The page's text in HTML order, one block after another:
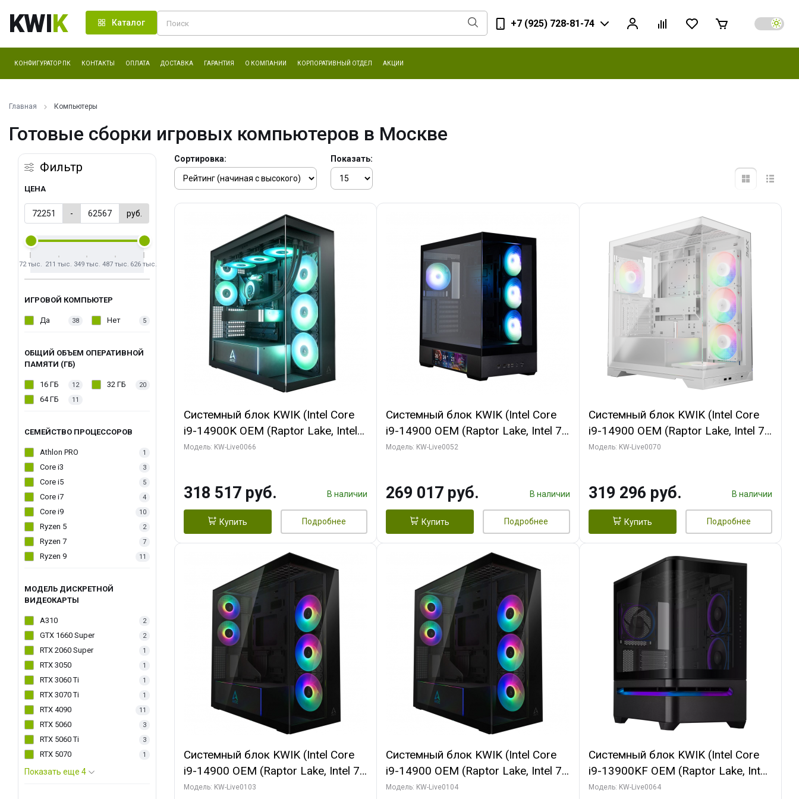
KWIK Каталог +7 (925) 728-81-74
КОНФИГУРАТОР ПК КОНТАКТЫ ОПЛАТА ДОСТАВКА ГАРАНТИЯ О КОМПАНИИ КОРПОРАТИВНЫЙ ОТДЕЛ АКЦИИ
Главная Компьютеры
Готовые сборки игровых компьютеров в Москве
Фильтр
ЦЕНА
- руб.
72 тыс. 211 тыс. 349 тыс. 487 тыс. 626 тыс.
ИГРОВОЙ КОМПЬЮТЕР
Да 38 Нет 5
ОБЩИЙ ОБЪЕМ ОПЕРАТИВНОЙ
ПАМЯТИ (ГБ)
16 ГБ 12 32 ГБ 20
64 ГБ 11
СЕМЕЙСТВО ПРОЦЕССОРОВ
Athlon PRO 1
Core i3 3
Core i5 5
Core i7 4
Core i9 10
Ryzen 5 2
Ryzen 7 7
Ryzen 9 11
МОДЕЛЬ ДИСКРЕТНОЙ
ВИДЕОКАРТЫ
A310 2
GTX 1660 Super 2
RTX 2060 Super 1
RTX 3050 1
RTX 3060 Ti 1
RTX 3070 Ti 1
RTX 4090 11
RTX 5060 3
RTX 5060 Ti 3
RTX 5070 1
Показать еще 4
Сортировка: Показать:
Системный блок KWIK (Intel Core
i9-14900K OEM (Raptor Lake, Intel
7, C24 16EC/8PC/ 64 ГБ ОЗУ (2
GDDR7 256bit/ 1 ТБ SSD)
Модель: KW-Live0066
318 517 руб. В наличии
Купить Подробнее
Системный блок KWIK (Intel Core
i9-14900 OEM (Raptor Lake, Intel 7,
C24 16EC/8PC// 64 ГБ ОЗУ (2
256bit 3xDP HD/ 512 ГБ SSD)
Модель: KW-Live0052
269 017 руб. В наличии
Купить Подробнее
Системный блок KWIK (Intel Core
i9-14900 OEM (Raptor Lake, Intel 7,
C24 16EC/8PC// 64 ГБ ОЗУ (2
GDDR7 256bit/ 960 ГБ SSD)
Модель: KW-Live0070
319 296 руб. В наличии
Купить Подробнее
Системный блок KWIK (Intel Core
i9-14900 OEM (Raptor Lake, Intel 7,
C24 16EC/8PC// 64 ГБ ОЗУ (2
Модель: KW-Live0103
Системный блок KWIK (Intel Core
i9-14900 OEM (Raptor Lake, Intel 7,
C24 16EC/8PC// 64 ГБ ОЗУ (2
Модель: KW-Live0104
Системный блок KWIK (Intel Core
i9-13900KF OEM (Raptor Lake, Intel
7, C24 16EC/8P/ 64 ГБ ОЗУ (2
Модель: KW-Live0064